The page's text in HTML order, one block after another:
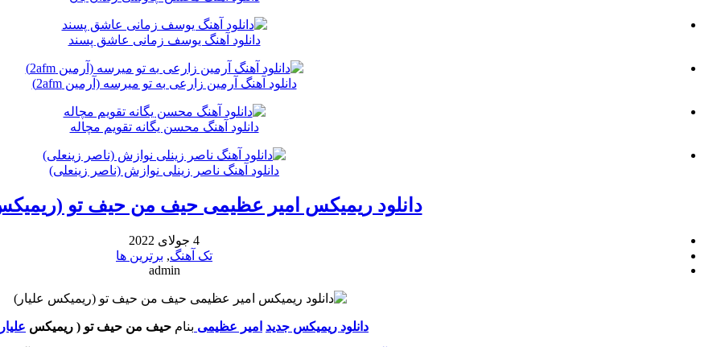
دانلود آهنگ یوسف زمانی عاشق پسند
دانلود آهنگ آرمین زارعی به تو میرسه (آرمین 2afm)
دانلود آهنگ محسن یگانه تقویم مچاله
دانلود آهنگ ناصر زینلی نوازش (ناصر زینعلی)
دانلود ریمیکس امیر عظیمی حیف من حیف تو
4 جولای 2022
تک آهنگ, برترین ها
admin
دانلود ریمیکس جدید امیر عظیمی بنام حیف من حیف تو ( ریمیکس علیار